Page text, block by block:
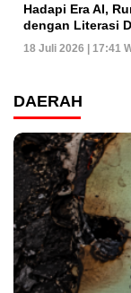
Hadapi Era AI,
dengan Literasi
18 Juli 2026 | 17:41
DAERAH